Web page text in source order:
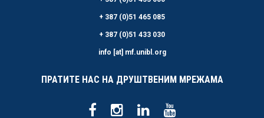
+ 387 (0)51 465 085
+ 387 (0)51 433 030
info [at] mf.unibl.org
ПРАТИТЕ НАС НА ДРУШТВЕНИМ МРЕЖАМА